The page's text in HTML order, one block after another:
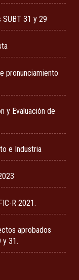
SUBT 31 y 29
pronunciamiento
y Evaluación de
e Industria
R 2021.
aprobados
y 31.